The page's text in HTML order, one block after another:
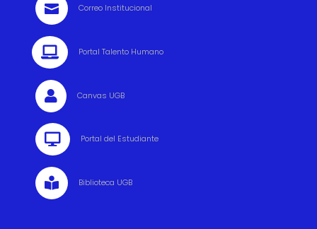
 Correo Institucional
 Portal Talento Humano
 Canvas UGB
 Portal del Estudiante
 Biblioteca UGB